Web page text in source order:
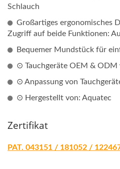
Schlauch
Großartiges ergonomisches
Zugriff auf beide Funktionen:
Bequemer Mundstück für
⊙ Tauchgeräte OEM & ODM
⊙ Anpassung von
⊙ Hergestellt von: Aquatec
Zertifikat
PAT. 043151 / 181052 /